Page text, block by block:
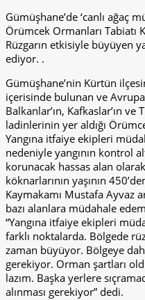
Gümüşhane’de ‘canlı ağaç
Örümcek Ormanları Tabiatı
Rüzgarın etkisiyle büyüyen
ediyor. .
Gümüşhane’nin Kürtün
içerisinde bulunan ve
Balkanlar’ın, Kafkaslar’ın
ladinlerinin yer aldığı
Yangına itfaiye ekipleri
nedeniyle yangının kontrol
korunacak hassas alan
köknarlarının yaşının
Kaymakamı Mustafa Ayvaz
bazı alanlara müdahale
“Yangına itfaiye ekipleri
farklı noktalarda. Bölgede
zaman büyüyor. Bölgeye
gerekiyor. Orman şartları
lazım. Başka yerlere
alınması gerekiyor” dedi.